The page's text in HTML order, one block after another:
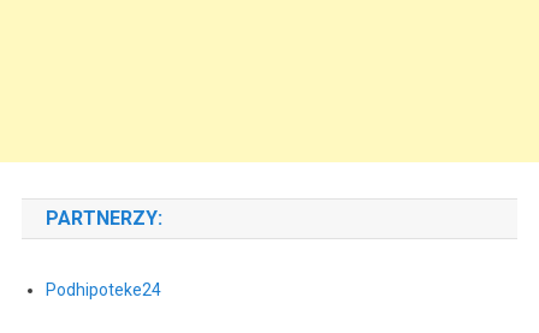
PARTNERZY:
Podhipoteke24